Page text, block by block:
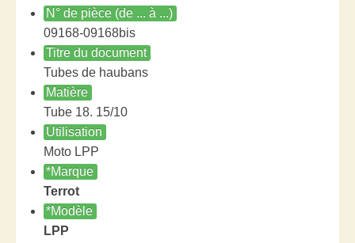
N° de pièce (de ... à ...)
09168-09168bis
Titre du document
Tubes de haubans
Matière
Tube 18. 15/10
Utilisation
Moto LPP
*Marque
Terrot
*Modèle
LPP